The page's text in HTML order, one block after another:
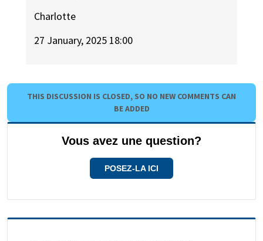
Charlotte
27 January, 2025 18:00
THIS DISCUSSION IS CLOSED, SO NO NEW COMMENTS CAN
BE ADDED
Vous avez une question?
POSEZ-LA ICI